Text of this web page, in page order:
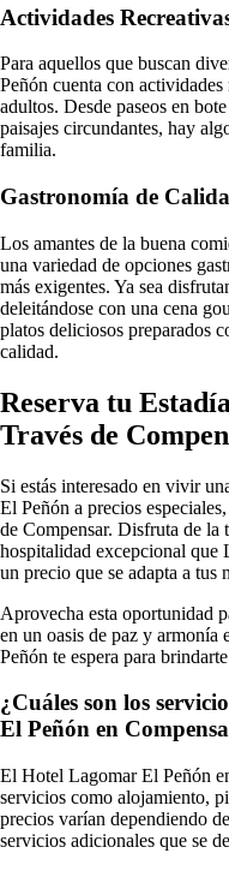
Actividades
Para aquellos que buscan
Peñón cuenta con
adultos. Desde paseos en
paisajes circundantes, hay
familia.
Gastronomía de
Los amantes de la buena
una variedad de opciones
más exigentes. Ya sea
deleitándose con una cena
platos deliciosos preparados
calidad.
Reserva tu
Través de
Si estás interesado en vivir
El Peñón a precios
de Compensar. Disfruta de
hospitalidad excepcional que
un precio que se adapta a tus
Aprovecha esta oportunidad
en un oasis de paz y armonía
Peñón te espera para
¿Cuáles son los
El Peñón en
El Hotel Lagomar El Peñón
servicios como alojamiento,
precios varían dependiendo
servicios adicionales que se